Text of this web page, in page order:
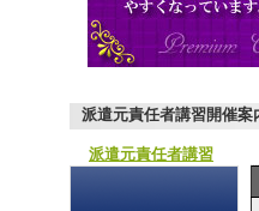
派遣元責任者講習開催案
派遣元責任者講習